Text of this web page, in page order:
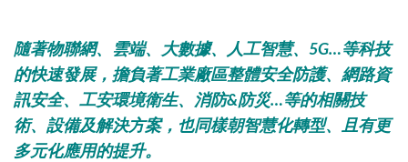
隨著物聯網、雲端、大數據、人工智慧、5G…等科技
的快速發展，擔負著工業廠區整體安全防護、網路資
訊安全、工安環境衛生、消防&防災…等的相關技
術、設備及解決方案，也同樣朝智慧化轉型、且有更
多元化應用的提升。